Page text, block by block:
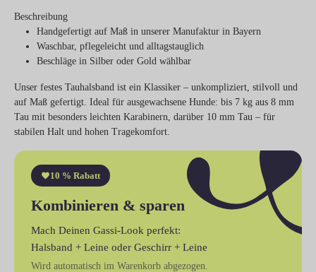
Beschreibung
Handgefertigt auf Maß in unserer Manufaktur in Bayern
Waschbar, pflegeleicht und alltagstauglich
Beschläge in Silber oder Gold wählbar
Unser festes Tauhalsband ist ein Klassiker – unkompliziert, stilvoll und
auf Maß gefertigt. Ideal für ausgewachsene Hunde: bis 7 kg aus 8 mm
Tau mit besonders leichten Karabinern, darüber 10 mm Tau – für
stabilen Halt und hohen Tragekomfort.
10 % Rabatt
Kombinieren & sparen
Mach Deinen Gassi-Look perfekt:
Halsband + Leine oder Geschirr + Leine
Wird automatisch im Warenkorb abgezogen.